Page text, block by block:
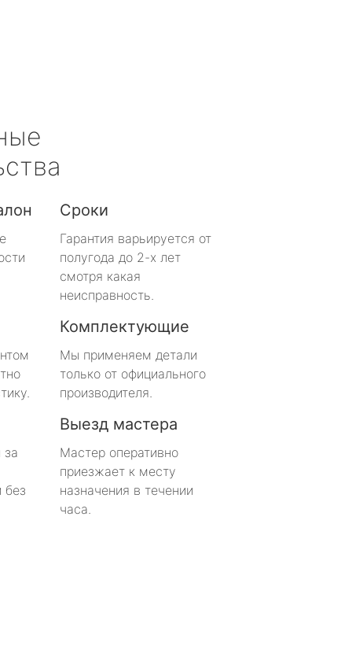
Сроки
Гарантия варьируется от
полугода до 2-х лет
смотря какая
неисправность.
Комплектующие
Мы применяем детали
только от официального
производителя.
за
без
Выезд мастера
Мастер оперативно
приезжает к месту
назначения в течении
часа.